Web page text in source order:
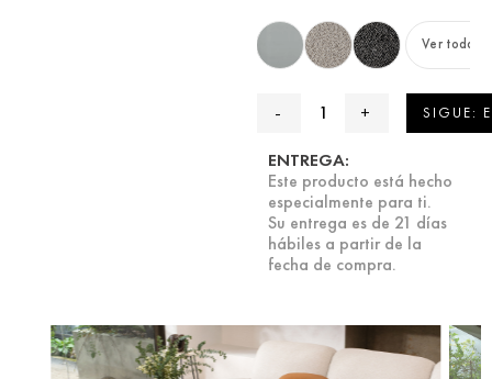
Ver todas
SIGUE:
ENTREGA:
Este producto está hecho
especialmente para ti.
Su entrega es de 21 días
hábiles a partir de la
fecha de compra.